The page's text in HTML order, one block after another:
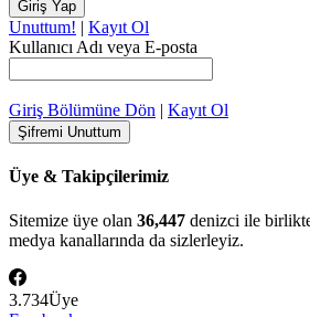
Unuttum! | Kayıt Ol
Kullanıcı Adı veya E-posta
Giriş Bölümüne Dön | Kayıt Ol
Üye & Takipçilerimiz
Sitemize üye olan 36,447 denizci ile
medya kanallarında da sizlerleyiz.
3.734Üye